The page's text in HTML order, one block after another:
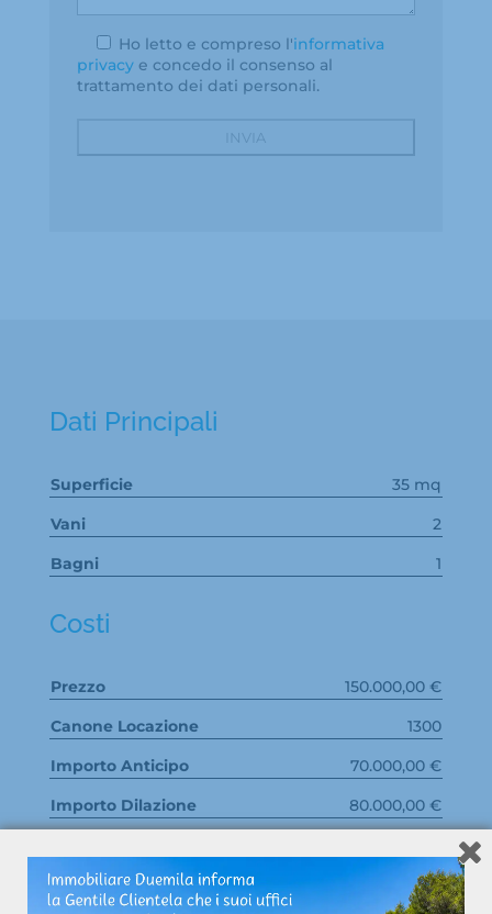
Ho letto e compreso l'informativa
privacye concedo il consenso al
trattamento dei dati personali.
Dati Principali
Superficie
35 mq
Vani
2
Bagni
1
Costi
Prezzo
150.000,00 €
Canone Locazione
1300
Importo Anticipo
70.000,00 €
Importo Dilazione
80.000,00 €
Caratteristiche